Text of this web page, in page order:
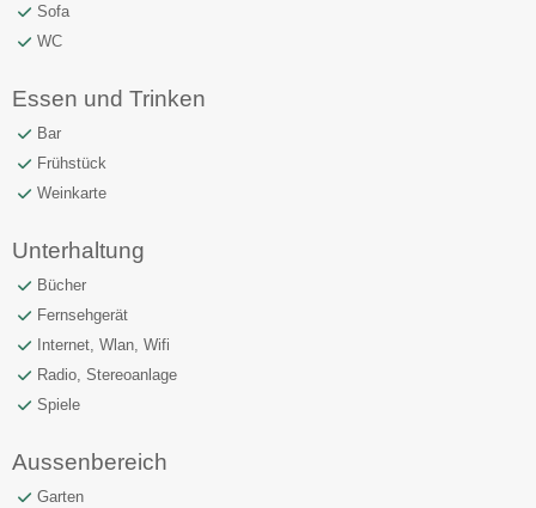
Sofa
WC
Essen und Trinken
Bar
Frühstück
Weinkarte
Unterhaltung
Bücher
Fernsehgerät
Internet, Wlan, Wifi
Radio, Stereoanlage
Spiele
Aussenbereich
Garten